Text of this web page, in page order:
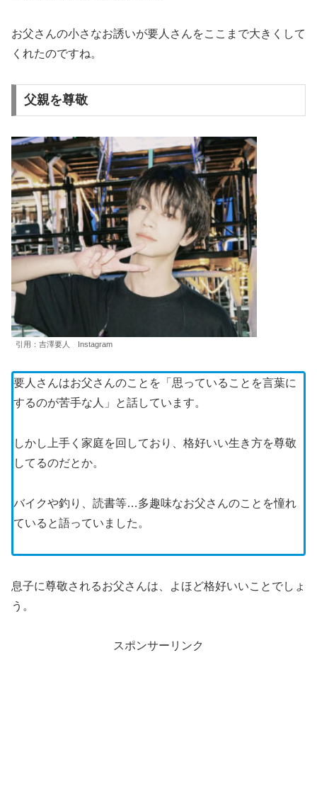
お父さんの小さなお誘いが要人さんをここまで大きくして
くれたのですね。
父親を尊敬
引用：吉澤要人 Instagram
要人さんはお父さんのことを「思っていることを言葉に
するのが苦手な人」と話しています。
しかし上手く家庭を回しており、格好いい生き方を尊敬
してるのだとか。
バイクや釣り、読書等…多趣味なお父さんのことを憧れ
ていると語っていました。
息子に尊敬されるお父さんは、よほど格好いいことでしょ
う。
スポンサーリンク